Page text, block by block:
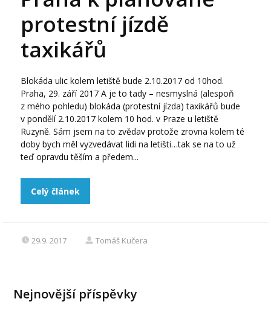
protestní jízdě
taxikářů
Blokáda ulic kolem letiště bude 2.10.2017 od 10hod.
Praha, 29. září 2017 A je to tady – nesmyslná (alespoň
z mého pohledu) blokáda (protestní jízda) taxikářů bude
v pondělí 2.10.2017 kolem 10 hod. v Praze u letiště
Ruzyně. Sám jsem na to zvědav protože zrovna kolem té
doby bych měl vyzvedávat lidi na letišti…tak se na to už
teď opravdu těším a předem...
Celý článek
29.9. 2017 Tomáš Kučera
Nejnovější příspěvky